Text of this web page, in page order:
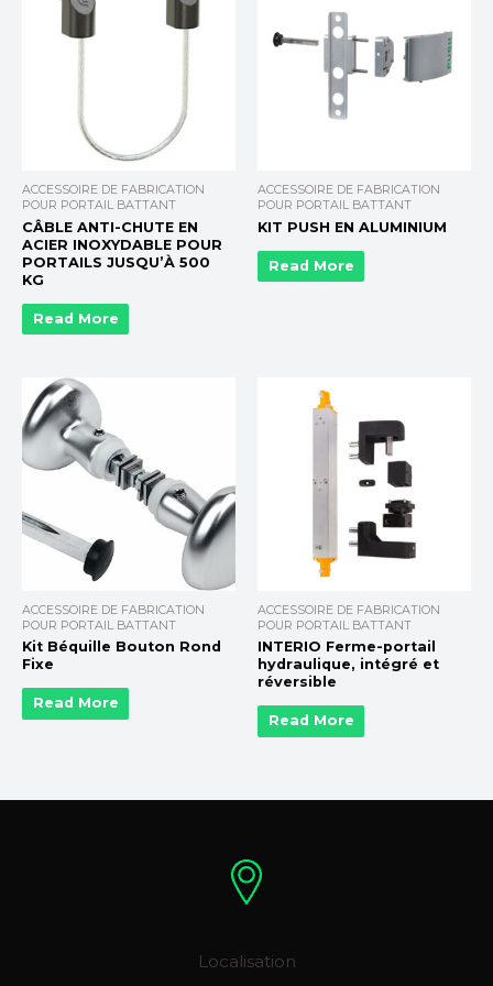
ACCESSOIRE DE FABRICATION
POUR PORTAIL BATTANT
CÂBLE ANTI-CHUTE EN
ACIER INOXYDABLE POUR
PORTAILS JUSQU’À 500
KG
Read More
ACCESSOIRE DE FABRICATION
POUR PORTAIL BATTANT
KIT PUSH EN ALUMINIUM
Read More
ACCESSOIRE DE FABRICATION
POUR PORTAIL BATTANT
Kit Béquille Bouton Rond
Fixe
Read More
ACCESSOIRE DE FABRICATION
POUR PORTAIL BATTANT
INTERIO Ferme-portail
hydraulique, intégré et
réversible
Read More
Localisation